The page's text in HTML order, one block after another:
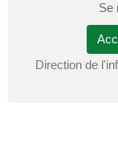
Se
Direction de